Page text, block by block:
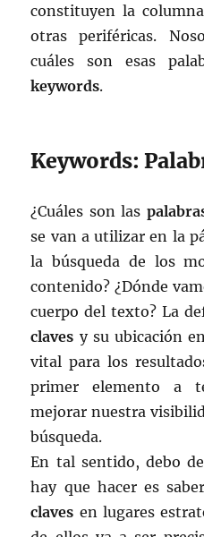
constituyen la
otras periféricas.
cuáles son esas
keywords.
Keywords:
¿Cuáles son las
se van a utilizar en la
la búsqueda de los
contenido? ¿Dónde
cuerpo del texto? La
claves y su ubicación
vital para los
primer elemento a
mejorar nuestra
búsqueda.
En tal sentido, debo
hay que hacer es
claves en lugares